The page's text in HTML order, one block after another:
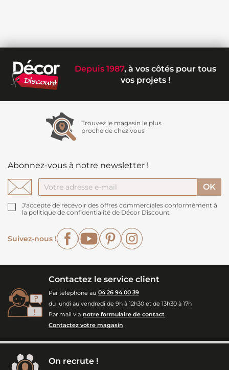
Depuis 1987, à vos côtés pour tous
vos projets !
Trouvez le magasin le plus
proche de chez vous
Abonnez-vous à notre newsletter !
J'accepte de recevoir des offres commerciales conformément à
la politique de confidentialité de Décor Discount
Suivez-nous !
FacebookYouTubePinterest
Contactez le service client
Par téléphone au 04 26 94 00 39
du lundi au vendredi de 9h à 12h30 et de 13h30 à 17h
Par mail via notre formulaire de contact
Contactez votre magasin
On recrute !